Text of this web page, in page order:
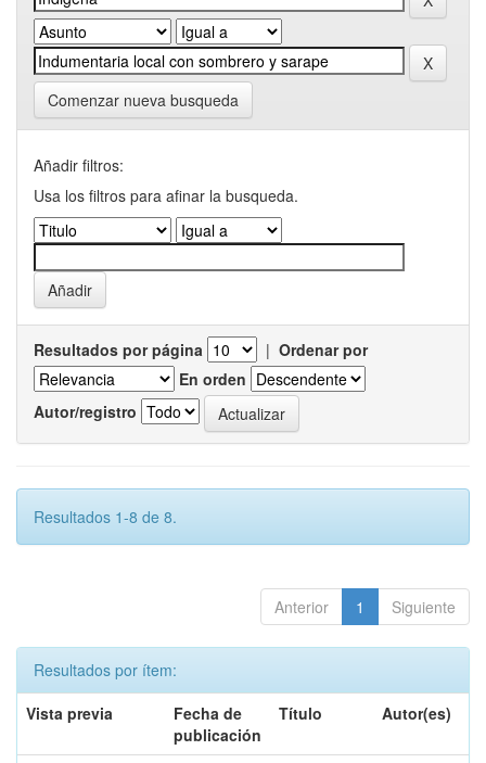
Comenzar nueva busqueda
Añadir filtros:
Usa los filtros para afinar la busqueda.
Resultados por página | Ordenar por
En orden
Autor/registro
Resultados 1-8 de 8.
Anterior 1 Siguiente
Resultados por ítem:
Vista previa
Fecha de
publicación
Título Autor(es)